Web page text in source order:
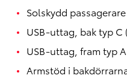
Solskydd
USB-uttag, bak typ C
USB-uttag, fram typ A
Armstöd i